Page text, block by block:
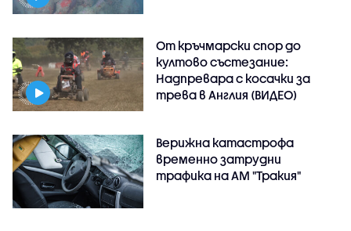
От кръчмарски спор до
култово състезание:
Надпревара с косачки за
трева в Англия (ВИДЕО)
Верижна катастрофа
временно затрудни
трафика на АМ "Тракия"